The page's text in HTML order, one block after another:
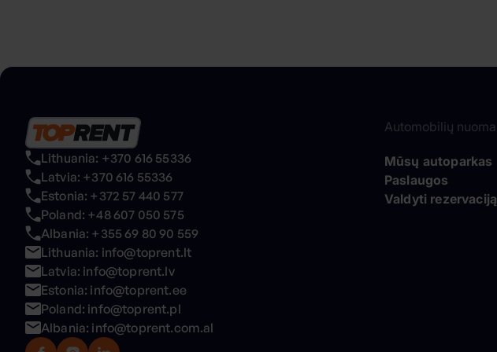
Lithuania: +370 616 55336
Latvia: +370 616 55336
Estonia: +372 57 440 577
Poland: +48 607 050 575
Albania: +355 69 80 90 559
Lithuania: info@toprent.lt
Latvia: info@toprent.lv
Estonia: info@toprent.ee
Poland: info@toprent.pl
Albania: info@toprent.com.al
Automobilių nuoma
Mūsų autoparkas
Paslaugos
Valdyti rezervaciją